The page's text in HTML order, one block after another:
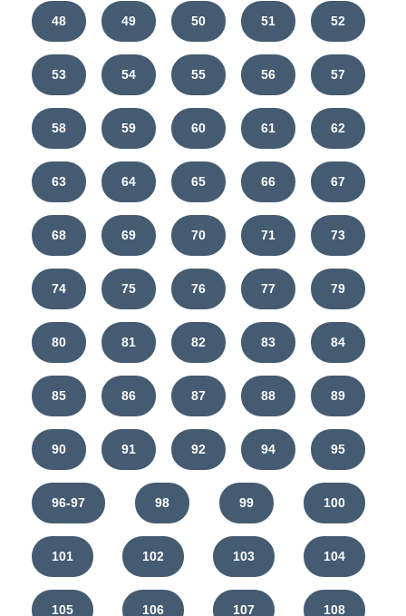
48 49 50 51 52
53 54 55 56 57
58 59 60 61 62
63 64 65 66 67
68 69 70 71 73
74 75 76 77 79
80 81 82 83 84
85 86 87 88 89
90 91 92 94 95
96-97 98 99 100
101 102 103 104
105 106 107 108